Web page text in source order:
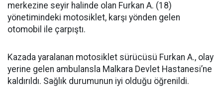
merkezine seyir halinde olan Furkan A. (18)
yönetimindeki motosiklet, karşı yönden gelen
otomobil ile çarpıştı.
Kazada yaralanan motosiklet sürücüsü Furkan A., olay
yerine gelen ambulansla Malkara Devlet Hastanesi’ne
kaldırıldı. Sağlık durumunun iyi olduğu öğrenildi.